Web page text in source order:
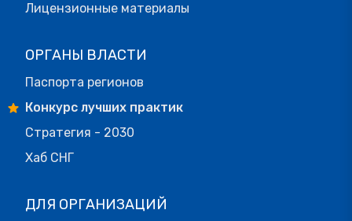
Лицензионные материалы
ОРГАНЫ ВЛАСТИ
Паспорта регионов
Конкурс лучших практик
Стратегия - 2030
Хаб СНГ
ДЛЯ ОРГАНИЗАЦИЙ